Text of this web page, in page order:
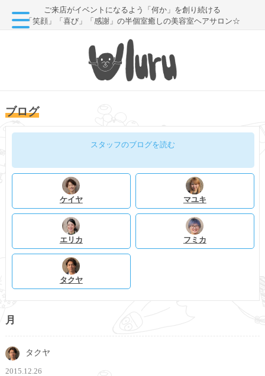
ご来店がイベントになるよう「何か」を創り続ける
「笑顔」「喜び」「感謝」の半個室癒しの美容室ヘアサロン☆
ブログ
スタッフのブログを読む
ケイヤ マユキ
エリカ フミカ
タクヤ
月
タクヤ
2015.12.26